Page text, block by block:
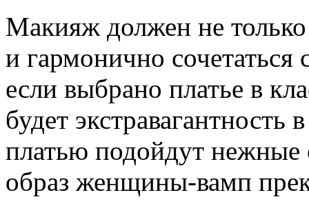
Макияж должен не только
и гармонично
если выбрано платье в
будет
платью подойдут нежные
образ женщины-вамп